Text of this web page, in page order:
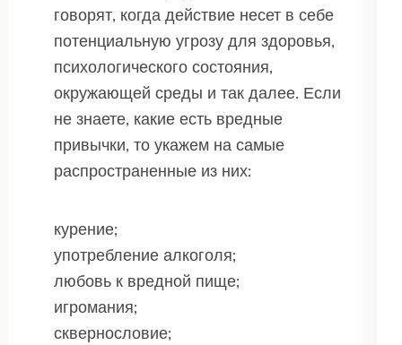
говорят, когда действие несет в себе
потенциальную угрозу для здоровья,
психологического состояния,
окружающей среды и так далее. Если
не знаете, какие есть вредные
привычки, то укажем на самые
распространенные из них:
курение;
употребление алкоголя;
любовь к вредной пище;
игромания;
сквернословие;